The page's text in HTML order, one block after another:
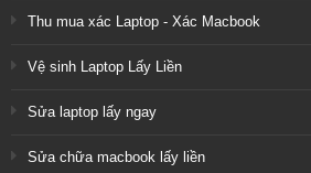
Thu mua xác Laptop - Xác Macbook
Vệ sinh Laptop Lấy Liền
Sửa laptop lấy ngay
Sửa chữa macbook lấy liền